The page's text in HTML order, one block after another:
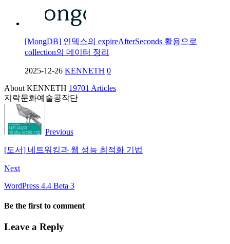
[MongDB] 인덱스의 expireAfterSeconds 활용으로
collection의 데이터 정리
2025-12-26 KENNETH 0
About KENNETH 19701 Articles
지락문화예술공작단
Previous
[도서] 네트워킹과 웹 성능 최적화 기법
Next
WordPress 4.4 Beta 3
Be the first to comment
Leave a Reply